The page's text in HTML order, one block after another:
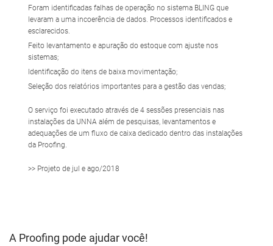
Foram identificadas falhas de operação no sistema BLING que
levaram a uma incoerência de dados. Processos identificados e
esclarecidos.
Feito levantamento e apuração do estoque com ajuste nos
sistemas;
Identificação do itens de baixa movimentação;
Seleção dos relatórios importantes para a gestão das vendas;
O serviço foi executado através de 4 sessões presenciais nas
instalações da UNNA além de pesquisas, levantamentos e
adequações de um fluxo de caixa dedicado dentro das instalações
da Proofing.
>> Projeto de jul e ago/2018
A Proofing pode ajudar você!